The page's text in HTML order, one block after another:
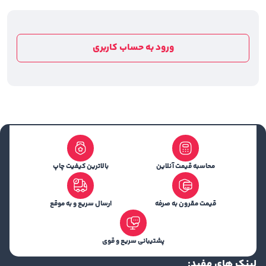
لنگد. کافی است پاپ جمع آوری شود و درون آن قرار بگیرد،
این محصول چرخدار مانند یک چمدان مسافرتی در اختیار نفر
قرار می گیرد و از این سو به سویی دیگر هدایت می شود.
ورود به حساب کاربری
محاسبه قیمت آنلاین بالاترین کیفیت چاپ
قیمت مقرون به صرفه ارسال سریع و به موقع
پشتیبانی سریع و قوی